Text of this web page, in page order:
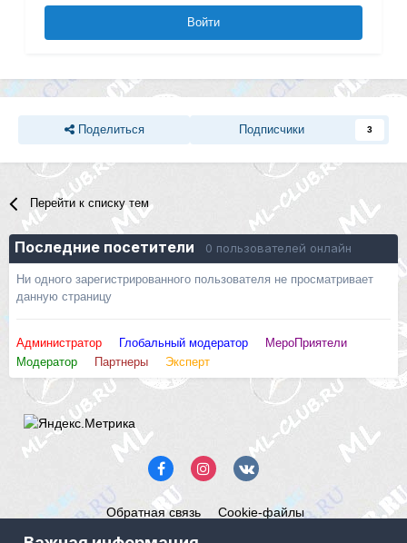
Войти
Поделиться Подписчики 3
Перейти к списку тем
Последние посетители 0 пользователей онлайн
Ни одного зарегистрированного пользователя не просматривает
данную страницу
Администратор Глобальный модератор
МероПриятели
Модератор
Партнеры Эксперт
Обратная связь Cookie-файлы